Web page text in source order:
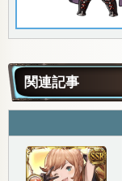
関連記事